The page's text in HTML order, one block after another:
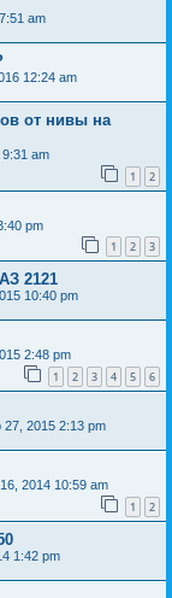
am
12:24 am
от нивы на
am
1 2
pm
1 2 3
2121
10:40 pm
2:48 pm
1 2 3 4 5 6
2015 2:13 pm
2014 10:59 am
1 2
1:42 pm